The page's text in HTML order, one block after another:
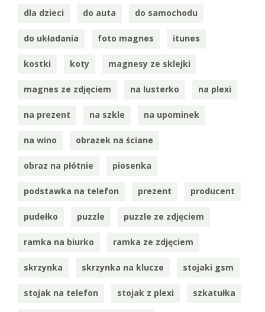
dla dzieci do auta do samochodu
do układania foto magnes itunes
kostki koty magnesy ze sklejki
magnes ze zdjęciem na lusterko na plexi
na prezent na szkle na upominek
na wino obrazek na ściane
obraz na płótnie piosenka
podstawka na telefon prezent producent
pudełko puzzle puzzle ze zdjęciem
ramka na biurko ramka ze zdjęciem
skrzynka skrzynka na klucze stojaki gsm
stojak na telefon stojak z plexi szkatułka